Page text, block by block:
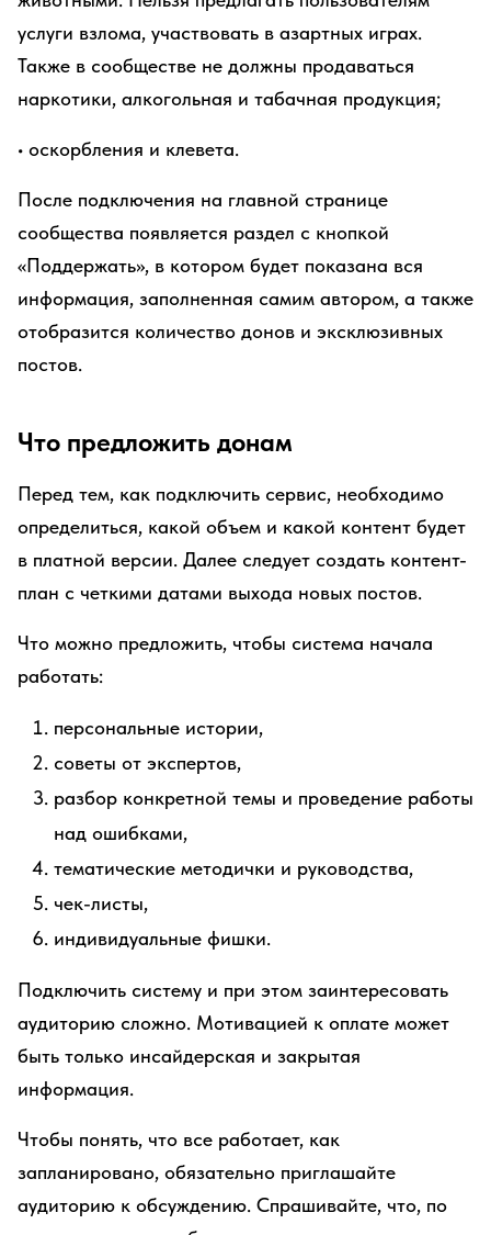
услуги взлома, участвовать в азартных играх.
Также в сообществе не должны продаваться
наркотики, алкогольная и табачная продукция;
• оскорбления и клевета.
После подключения на главной странице
сообщества появляется раздел с кнопкой
«Поддержать», в котором будет показана вся
информация, заполненная самим автором, а также
отобразится количество донов и эксклюзивных
постов.
Что предложить донам
Перед тем, как подключить сервис, необходимо
определиться, какой объем и какой контент будет
в платной версии. Далее следует создать контент-
план с четкими датами выхода новых постов.
Что можно предложить, чтобы система начала
работать:
персональные истории,
советы от экспертов,
разбор конкретной темы и проведение работы
над ошибками,
тематические методички и руководства,
чек-листы,
индивидуальные фишки.
Подключить систему и при этом заинтересовать
аудиторию сложно. Мотивацией к оплате может
быть только инсайдерская и закрытая
информация.
Чтобы понять, что все работает, как
запланировано, обязательно приглашайте
аудиторию к обсуждению. Спрашивайте, что, по